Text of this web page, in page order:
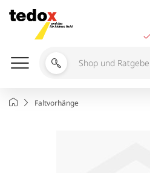
Inhalt
springen
Shop
durchsuchen
StartseiteFaltvorhänge